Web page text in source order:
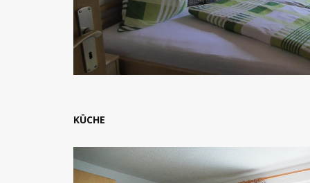
KÜCHE